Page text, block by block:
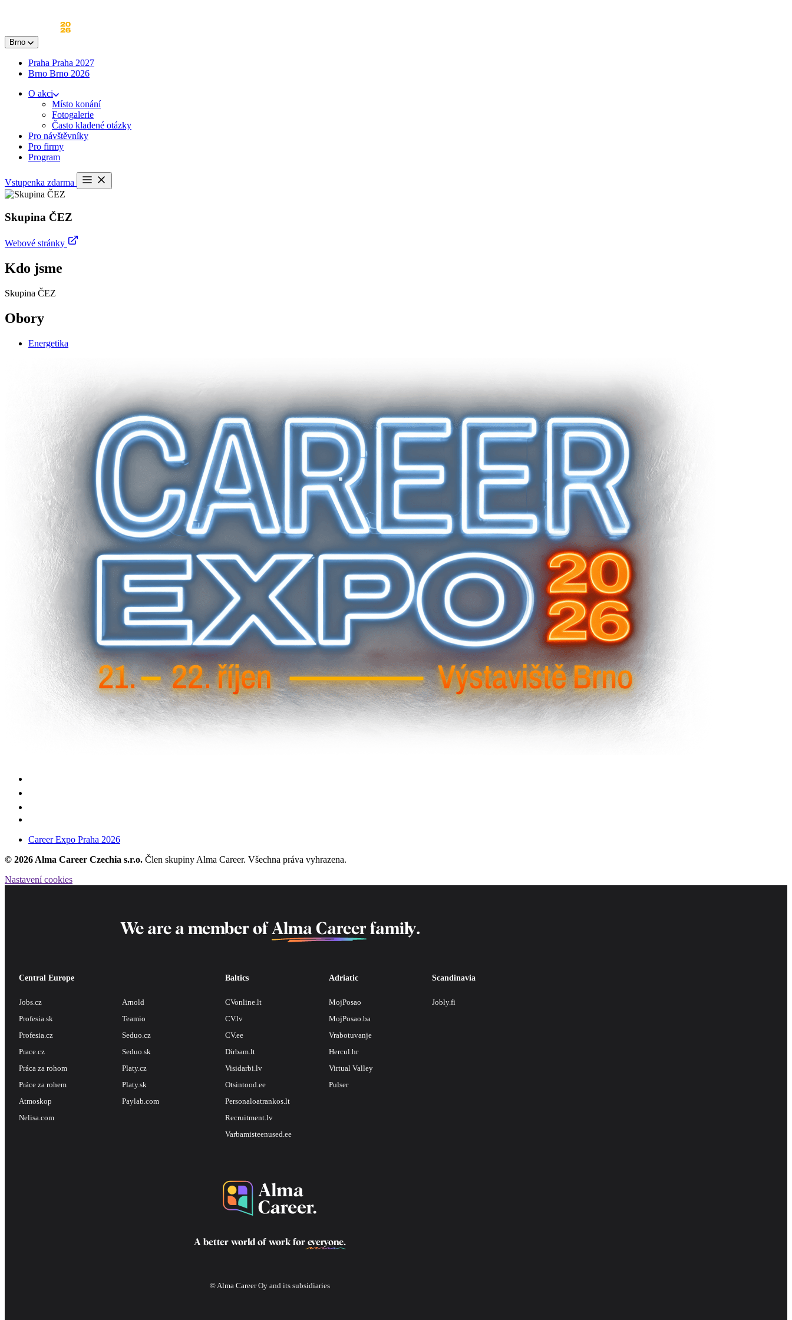
Brno
Praha Praha 2027
Brno Brno 2026
O akci
Místo konání
Fotogalerie
Často kladené otázky
Pro návštěvníky
Pro firmy
Program
Vstupenka zdarma
Otevřít
menu
Skupina ČEZ
Webové stránky
Kdo jsme
Skupina ČEZ
Obory
Energetika
Career Expo Praha 2026
© 2026 Alma Career Czechia s.r.o. Člen skupiny Alma Career. Všechna práva vyhrazena.
Nastavení cookies
We are a member of Alma Careerfamily.
Central Europe
Jobs.cz
Profesia.sk
Profesia.cz
Prace.cz
Práca za rohom
Práce za rohem
Atmoskop
Nelisa.com
Arnold
Teamio
Seduo.cz
Seduo.sk
Platy.cz
Platy.sk
Paylab.com
Baltics
CVonline.lt
CV.lv
CV.ee
Dirbam.lt
Visidarbi.lv
Otsintood.ee
Personaloatrankos.lt
Recruitment.lv
Varbamisteenused.ee
Adriatic
MojPosao
MojPosao.ba
Vrabotuvanje
Hercul.hr
Virtual Valley
Pulser
Scandinavia
Jobly.fi
A better world of work for everyone.
© Alma Career Oy and its subsidiaries